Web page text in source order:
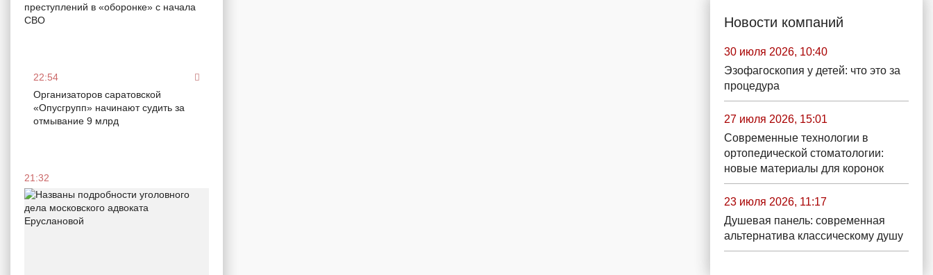
преступлений в «оборонке» с начала
СВО
22:54
Организаторов саратовской
«Опусгрупп» начинают судить за
отмывание 9 млрд
21:32
Новости компаний
30 июля 2026, 10:40
Эзофагоскопия у детей: что это за
процедура
27 июля 2026, 15:01
Современные технологии в
ортопедической стоматологии:
новые материалы для коронок
23 июля 2026, 11:17
Душевая панель: современная
альтернатива классическому душу